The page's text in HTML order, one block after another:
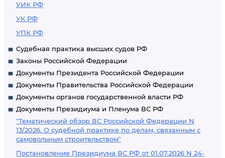
УИК РФ
УК РФ
УПК РФ
Судебная практика высших судов РФ
Законы Российской Федерации
Документы Президента Российской Федерации
Документы Правительства Российской Федерации
Документы органов государственной власти РФ
Документы Президиума и Пленума ВС РФ
"Тематический обзор ВС Российской Федерации N
13/2026. О судебной практике по делам, связанным с
самовольным строительством"
Постановление Президиума ВС РФ от 01.07.2026 N 24-